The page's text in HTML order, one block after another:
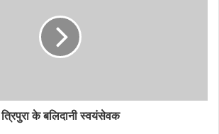
त्रिपुरा के बलिदानी स्वयंसेवक